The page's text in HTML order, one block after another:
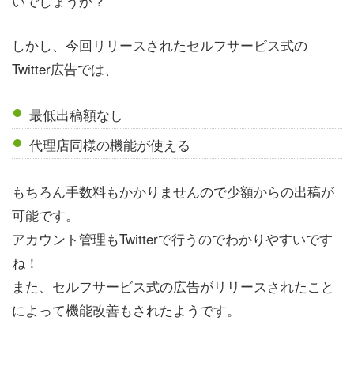
しかし、今回リリースされたセルフサービス式の
Twitter広告では、
最低出稿額なし
代理店同様の機能が使える
もちろん手数料もかかりませんので少額からの出稿が
可能です。
アカウント管理もTwitterで行うのでわかりやすいです
ね！
また、セルフサービス式の広告がリリースされたこと
によって機能改善もされたようです。